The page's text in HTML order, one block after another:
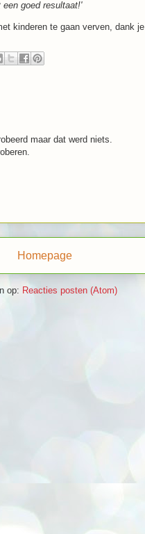
goed resultaat!'
kinderen te gaan verven, dank
maar dat werd niets.
Homepage
op: Reacties posten (Atom)